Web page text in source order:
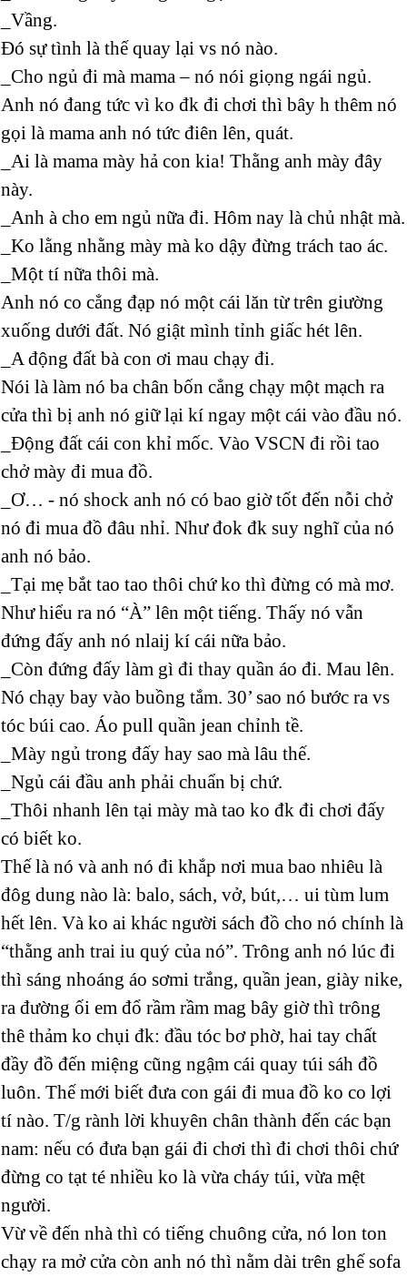
_Vầng.
Đó sự tình là thế quay lại vs nó nào.
_Cho ngủ đi mà mama – nó nói giọng ngái ngủ.
Anh nó đang tức vì ko đk đi chơi thì bây h thêm nó
gọi là mama anh nó tức điên lên, quát.
_Ai là mama mày hả con kia! Thằng anh mày đây
này.
_Anh à cho em ngủ nữa đi. Hôm nay là chủ nhật mà.
_Ko lằng nhằng mày mà ko dậy đừng trách tao ác.
_Một tí nữa thôi mà.
Anh nó co cẳng đạp nó một cái lăn từ trên giường
xuống dưới đất. Nó giật mình tỉnh giấc hét lên.
_A động đất bà con ơi mau chạy đi.
Nói là làm nó ba chân bốn cẳng chạy một mạch ra
cửa thì bị anh nó giữ lại kí ngay một cái vào đầu nó.
_Động đất cái con khỉ mốc. Vào VSCN đi rồi tao
chở mày đi mua đồ.
_Ơ… - nó shock anh nó có bao giờ tốt đến nỗi chở
nó đi mua đồ đâu nhỉ. Như đok đk suy nghĩ của nó
anh nó bảo.
_Tại mẹ bắt tao tao thôi chứ ko thì đừng có mà mơ.
Như hiểu ra nó “À” lên một tiếng. Thấy nó vẫn
đứng đấy anh nó nlaij kí cái nữa bảo.
_Còn đứng đấy làm gì đi thay quần áo đi. Mau lên.
Nó chạy bay vào buồng tắm. 30’ sao nó bước ra vs
tóc búi cao. Áo pull quần jean chỉnh tề.
_Mày ngủ trong đấy hay sao mà lâu thế.
_Ngủ cái đầu anh phải chuẩn bị chứ.
_Thôi nhanh lên tại mày mà tao ko đk đi chơi đấy
có biết ko.
Thế là nó và anh nó đi khắp nơi mua bao nhiêu là
đôg dung nào là: balo, sách, vở, bút,… ui tùm lum
hết lên. Và ko ai khác người sách đồ cho nó chính là
“thằng anh trai iu quý của nó”. Trông anh nó lúc đi
thì sáng nhoáng áo sơmi trắng, quần jean, giày nike,
ra đường ối em đổ rầm rầm mag bây giờ thì trông
thê thảm ko chụi đk: đầu tóc bơ phờ, hai tay chất
đầy đồ đến miệng cũng ngậm cái quay túi sáh đồ
luôn. Thế mới biết đưa con gái đi mua đồ ko co lợi
tí nào. T/g rành lời khuyên chân thành đến các bạn
nam: nếu có đưa bạn gái đi chơi thì đi chơi thôi chứ
đừng co tạt té nhiều ko là vừa cháy túi, vừa mệt
người.
Vừ về đến nhà thì có tiếng chuông cửa, nó lon ton
chạy ra mở cửa còn anh nó thì nằm dài trên ghế sofa